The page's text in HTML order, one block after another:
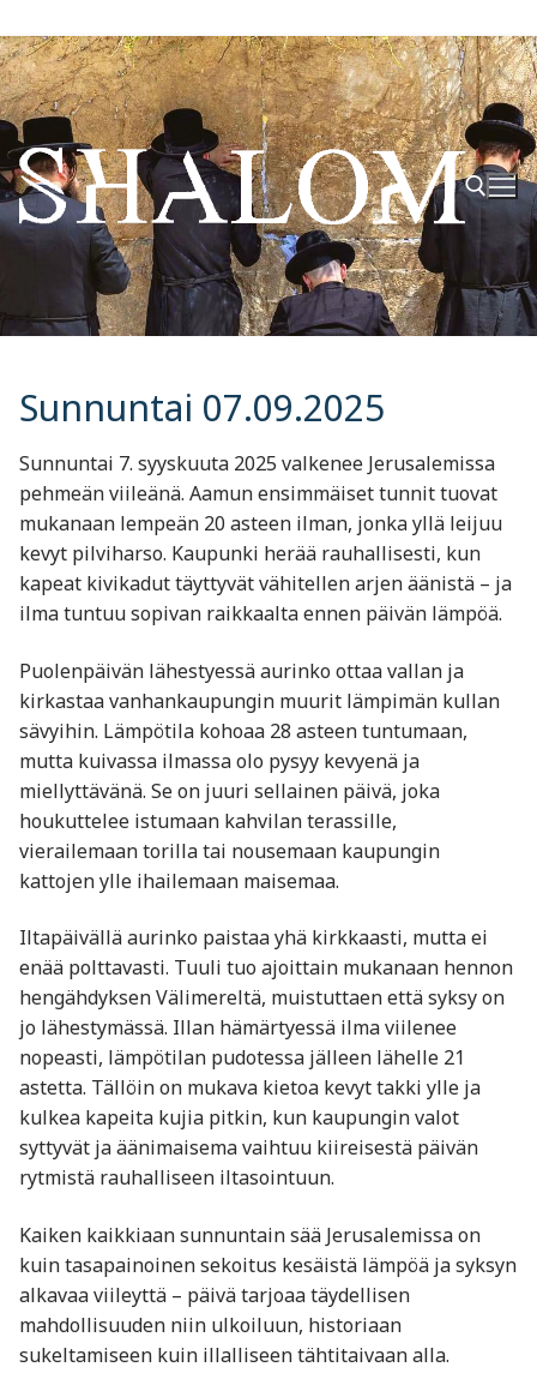
Hyppää
sisältöön
Hae:
Sunnuntai 07.09.2025
Sunnuntai 7. syyskuuta 2025 valkenee Jerusalemissa
pehmeän viileänä. Aamun ensimmäiset tunnit tuovat
mukanaan lempeän 20 asteen ilman, jonka yllä leijuu
kevyt pilviharso. Kaupunki herää rauhallisesti, kun
kapeat kivikadut täyttyvät vähitellen arjen äänistä – ja
ilma tuntuu sopivan raikkaalta ennen päivän lämpöä.
Puolenpäivän lähestyessä aurinko ottaa vallan ja
kirkastaa vanhankaupungin muurit lämpimän kullan
sävyihin. Lämpötila kohoaa 28 asteen tuntumaan,
mutta kuivassa ilmassa olo pysyy kevyenä ja
miellyttävänä. Se on juuri sellainen päivä, joka
houkuttelee istumaan kahvilan terassille,
vierailemaan torilla tai nousemaan kaupungin
kattojen ylle ihailemaan maisemaa.
Iltapäivällä aurinko paistaa yhä kirkkaasti, mutta ei
enää polttavasti. Tuuli tuo ajoittain mukanaan hennon
hengähdyksen Välimereltä, muistuttaen että syksy on
jo lähestymässä. Illan hämärtyessä ilma viilenee
nopeasti, lämpötilan pudotessa jälleen lähelle 21
astetta. Tällöin on mukava kietoa kevyt takki ylle ja
kulkea kapeita kujia pitkin, kun kaupungin valot
syttyvät ja äänimaisema vaihtuu kiireisestä päivän
rytmistä rauhalliseen iltasointuun.
Kaiken kaikkiaan sunnuntain sää Jerusalemissa on
kuin tasapainoinen sekoitus kesäistä lämpöä ja syksyn
alkavaa viileyttä – päivä tarjoaa täydellisen
mahdollisuuden niin ulkoiluun, historiaan
sukeltamiseen kuin illalliseen tähtitaivaan alla.